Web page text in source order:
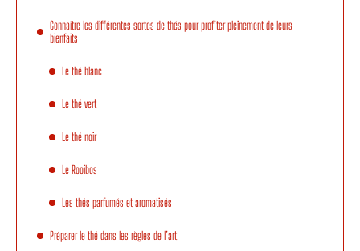
Connaître les différentes sortes de thés pour profiter pleinement de leurs
bienfaits
Le thé blanc
Le thé vert
Le thé noir
Le Rooibos
Les thés parfumés et aromatisés
Préparer le thé dans les règles de l’art